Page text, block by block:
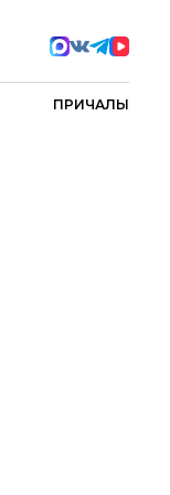
ПРИЧАЛЫ